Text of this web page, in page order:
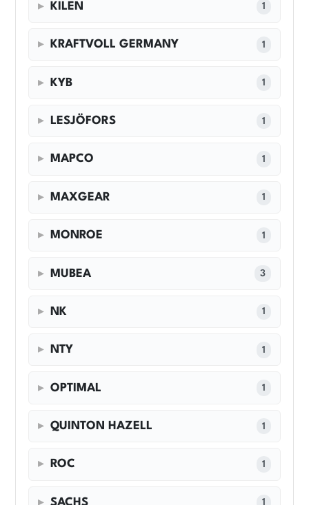
KILEN 1
KRAFTVOLL GERMANY 1
KYB 1
LESJÖFORS 1
MAPCO 1
MAXGEAR 1
MONROE 1
MUBEA 3
NK 1
NTY 1
OPTIMAL 1
QUINTON HAZELL 1
ROC 1
SACHS 1